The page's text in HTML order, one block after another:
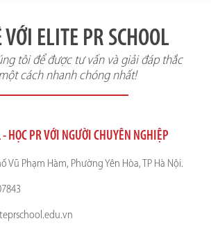
ELITE PR SCHOOL
tôi để được tư vấn và giải đáp thắc
cách nhanh chóng nhất!
- HỌC PR VỚI NGƯỜI CHUYÊN NGHIỆP
Vũ Phạm Hàm, Phường Yên Hòa, TP Hà Nội.